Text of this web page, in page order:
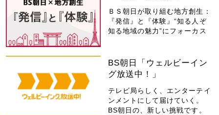
ＢＳ朝日が取り組む地方創生：
『発信』と『体験』“知る人ぞ
知る地域の魅力”にフォーカス
BS朝日「ウェルビーイン
グ放送中！」
テレビ局らしく、エンターテイ
ンメントにして届けていく。
BS朝日の、新しい挑戦です。